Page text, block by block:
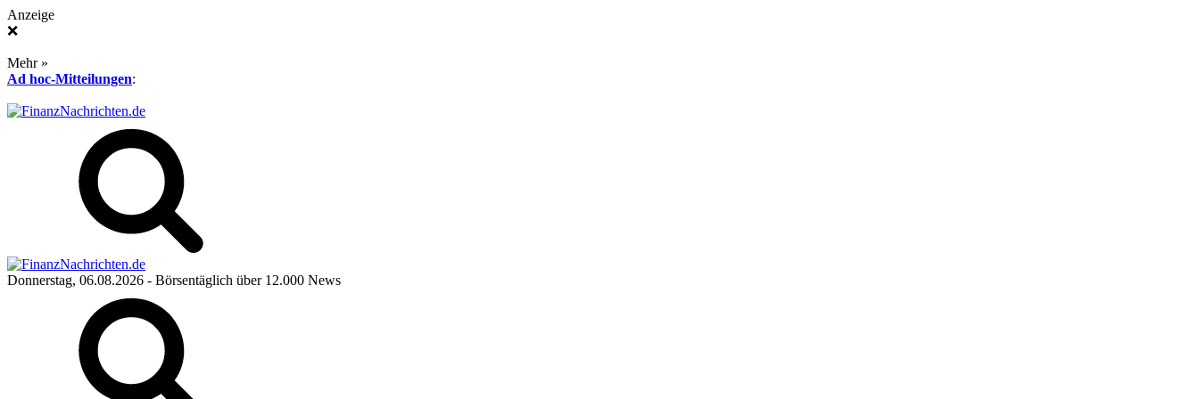
Anzeige
❌
Mehr »
Ad hoc-Mitteilungen:
Donnerstag, 06.08.2026 - Börsentäglich über 12.000 News